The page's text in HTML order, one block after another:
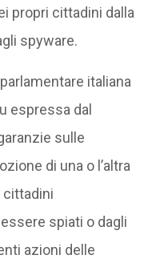
propri cittadini dalla
spyware.
italiana
espressa dal
sulle
di una o l’altra
spiati o dagli
azioni delle